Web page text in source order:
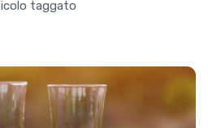
taggato